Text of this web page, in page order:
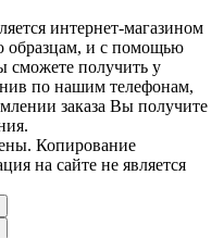
интернет-магазином
образцам, и с помощью
сможете получить у
по нашим телефонам,
заказа Вы получите
Копирование
на сайте не является